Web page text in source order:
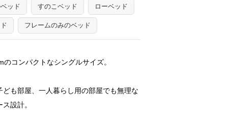
ッド すのこベッド ローベッド
フレームのみのベッド
コンパクトなシングルサイズ。
も部屋、一人暮らし用の部屋でも無理な
設計。